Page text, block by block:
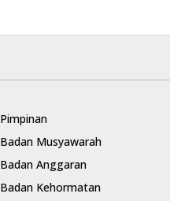
Pimpinan
Badan Musyawarah
Badan Anggaran
Badan Kehormatan